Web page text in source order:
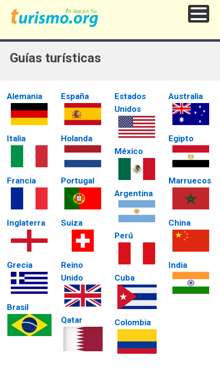
Guías turísticas
Alemania
Italia
Francia
Inglaterra
Grecia
Brasil
España
Holanda
Portugal
Suiza
Reino
Unido
Qatar
Estados
Unidos
México
Argentina
Perú
Cuba
Colombia
Australia
Egipto
Marruecos
China
India